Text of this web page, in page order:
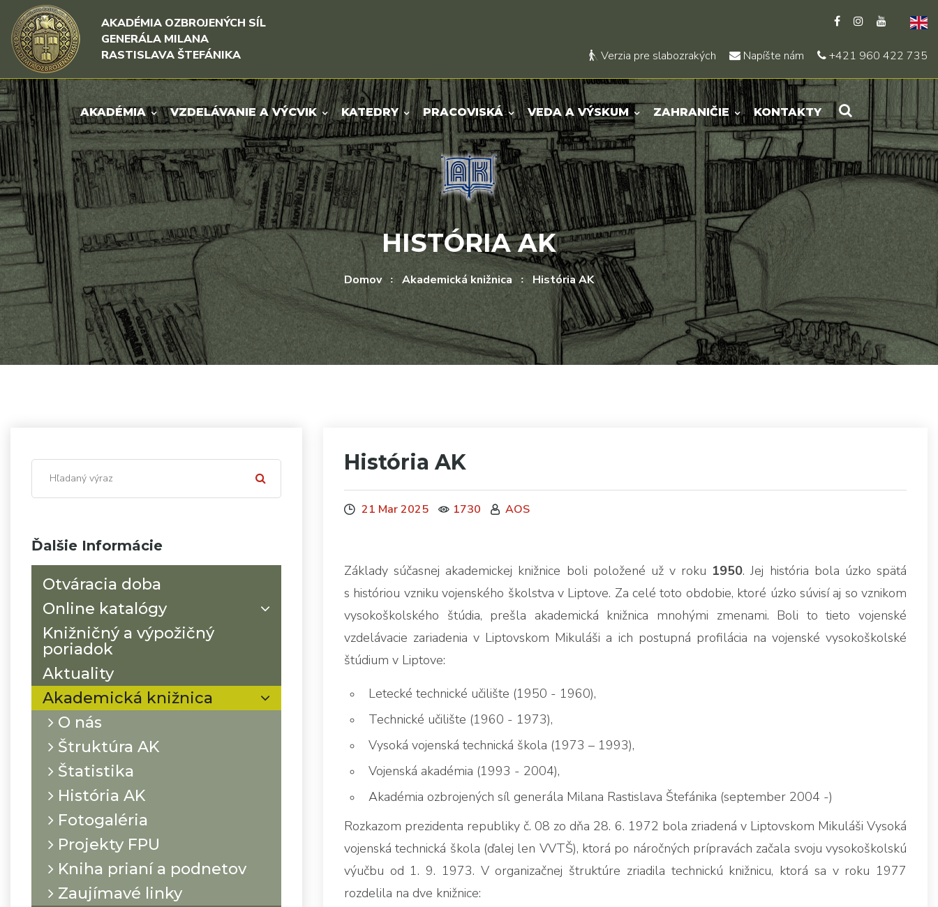
Rovno na obsah
Rovno na menu
AKADÉMIA OZBROJENÝCH SÍL
GENERÁLA MILANA
RASTISLAVA ŠTEFÁNIKA
Verzia pre slabozrakých Napíšte nám +421 960 422 735
AKADÉMIA VZDELÁVANIE A VÝCVIK KATEDRY PRACOVISKÁ VEDA A VÝSKUM ZAHRANIČIE KONTAKTY
HISTÓRIA AK
Domov Akademická knižnica História AK
Ďalšie Informácie
Otváracia doba
Online katalógy
Knižničný a výpožičný
poriadok
Aktuality
Akademická knižnica
O nás
Štruktúra AK
Štatistika
História AK
Fotogaléria
Projekty FPU
Kniha prianí a podnetov
Zaujímavé linky
História AK
21 Mar 2025 1730 AOS
Základy súčasnej akademickej knižnice boli položené už v roku 1950. Jej história bola úzko spätá
s históriou vzniku vojenského školstva v Liptove. Za celé toto obdobie, ktoré úzko súvisí aj so vznikom
vysokoškolského štúdia, prešla akademická knižnica mnohými zmenami. Boli to tieto vojenské
vzdelávacie zariadenia v Liptovskom Mikuláši a ich postupná profilácia na vojenské vysokoškolské
štúdium v Liptove:
Letecké technické učilište (1950 - 1960),
Technické učilište (1960 - 1973),
Vysoká vojenská technická škola (1973 – 1993),
Vojenská akadémia (1993 - 2004),
Akadémia ozbrojených síl generála Milana Rastislava Štefánika (september 2004 -)
Rozkazom prezidenta republiky č. 08 zo dňa 28. 6. 1972 bola zriadená v Liptovskom Mikuláši Vysoká
vojenská technická škola (ďalej len VVTŠ), ktorá po náročných prípravách začala svoju vysokoškolskú
výučbu od 1. 9. 1973. V organizačnej štruktúre zriadila technickú knižnicu, ktorá sa v roku 1977
rozdelila na dve knižnice: